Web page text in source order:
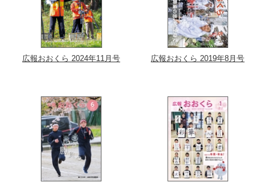
広報おおくら 2024年11月号 広報おおくら 2019年8月号